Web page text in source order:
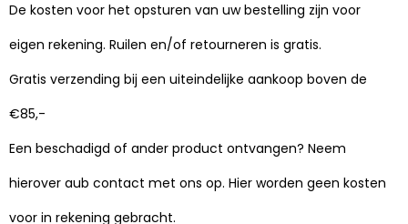
De kosten voor het opsturen van uw bestelling zijn voor
eigen rekening. Ruilen en/of retourneren is gratis.
Gratis verzending bij een uiteindelijke aankoop boven de
€85,-
Een beschadigd of ander product ontvangen? Neem
hierover aub contact met ons op. Hier worden geen kosten
voor in rekening gebracht.